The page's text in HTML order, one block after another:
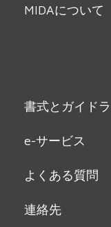
MIDAについて
書式とガイド
e-サービス
よくある質問
連絡先